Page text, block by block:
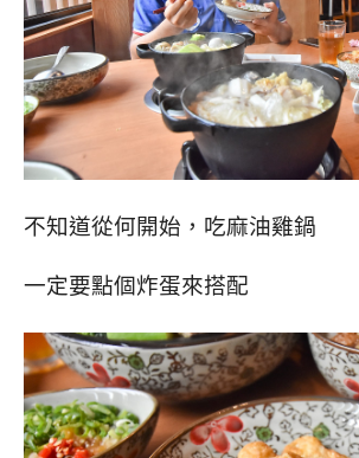
不知道從何開始，吃麻油雞鍋
一定要點個炸蛋來搭配